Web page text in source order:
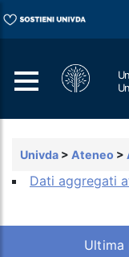
Univda > Ateneo >
Dati aggregati
Ultima